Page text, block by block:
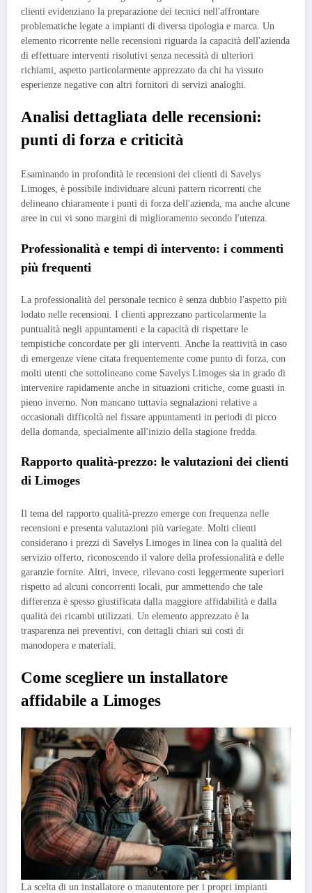
clienti evidenziano la preparazione dei tecnici nell'affrontare
problematiche legate a impianti di diversa tipologia e marca. Un
elemento ricorrente nelle recensioni riguarda la capacità dell'azienda
di effettuare interventi risolutivi senza necessità di ulteriori
richiami, aspetto particolarmente apprezzato da chi ha vissuto
esperienze negative con altri fornitori di servizi analoghi.
Analisi dettagliata delle recensioni:
punti di forza e criticità
Esaminando in profondità le recensioni dei clienti di Savelys
Limoges, è possibile individuare alcuni pattern ricorrenti che
delineano chiaramente i punti di forza dell'azienda, ma anche alcune
aree in cui vi sono margini di miglioramento secondo l'utenza.
Professionalità e tempi di intervento: i commenti
più frequenti
La professionalità del personale tecnico è senza dubbio l'aspetto più
lodato nelle recensioni. I clienti apprezzano particolarmente la
puntualità negli appuntamenti e la capacità di rispettare le
tempistiche concordate per gli interventi. Anche la reattività in caso
di emergenze viene citata frequentemente come punto di forza, con
molti utenti che sottolineano come Savelys Limoges sia in grado di
intervenire rapidamente anche in situazioni critiche, come guasti in
pieno inverno. Non mancano tuttavia segnalazioni relative a
occasionali difficoltà nel fissare appuntamenti in periodi di picco
della domanda, specialmente all'inizio della stagione fredda.
Rapporto qualità-prezzo: le valutazioni dei clienti
di Limoges
Il tema del rapporto qualità-prezzo emerge con frequenza nelle
recensioni e presenta valutazioni più variegate. Molti clienti
considerano i prezzi di Savelys Limoges in linea con la qualità del
servizio offerto, riconoscendo il valore della professionalità e delle
garanzie fornite. Altri, invece, rilevano costi leggermente superiori
rispetto ad alcuni concorrenti locali, pur ammettendo che tale
differenza è spesso giustificata dalla maggiore affidabilità e dalla
qualità dei ricambi utilizzati. Un elemento apprezzato è la
trasparenza nei preventivi, con dettagli chiari sui costi di
manodopera e materiali.
Come scegliere un installatore
affidabile a Limoges
La scelta di un installatore o manutentore per i propri impianti